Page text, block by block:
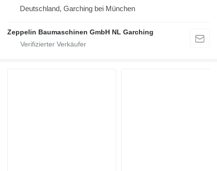
Deutschland, Garching bei München
Zeppelin Baumaschinen GmbH NL Garching